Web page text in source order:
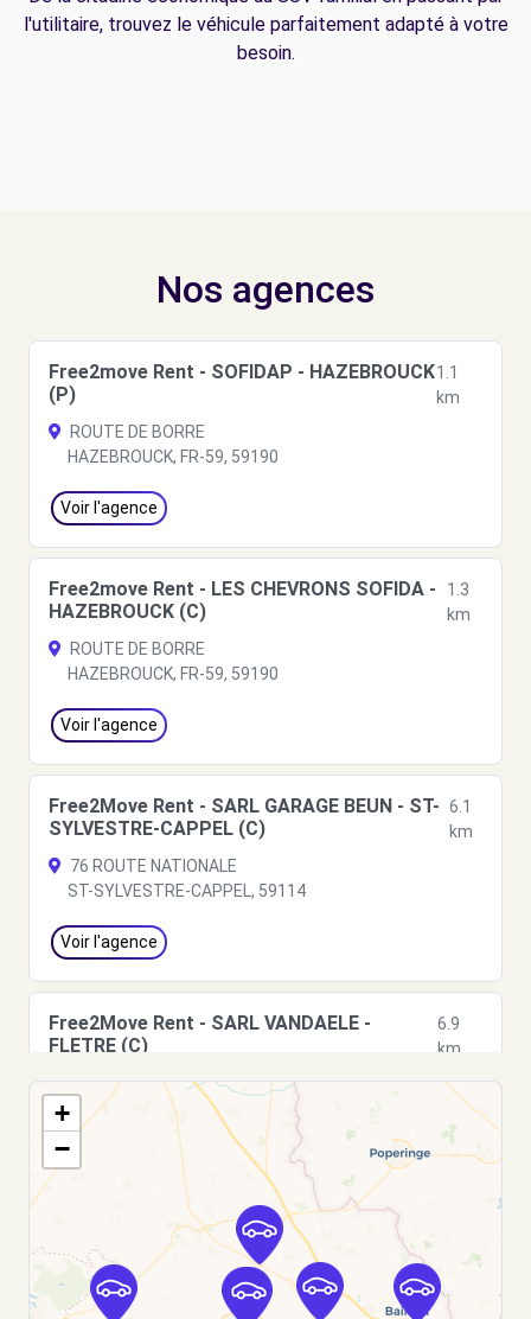
l'utilitaire, trouvez le véhicule parfaitement adapté à votre
besoin.
Nos agences
Free2move Rent - SOFIDAP - HAZEBROUCK
(P)
1.1
km
ROUTE DE BORRE
HAZEBROUCK, FR-59, 59190
Voir l'agence
Free2move Rent - LES CHEVRONS SOFIDA -
HAZEBROUCK (C)
1.3
km
ROUTE DE BORRE
HAZEBROUCK, FR-59, 59190
Voir l'agence
Free2Move Rent - SARL GARAGE BEUN - ST-
SYLVESTRE-CAPPEL (C)
6.1
km
76 ROUTE NATIONALE
ST-SYLVESTRE-CAPPEL, 59114
Voir l'agence
Free2Move Rent - SARL VANDAELE -
FLETRE (C)
6.9
km
2729 ROUTE DE STRAZEELE
FLETRE, 59270
Free2Move Rent - GARAGE MORTIER B
SARL - RENESCURE (C)
km
ROUTE NATIONALE
+
−